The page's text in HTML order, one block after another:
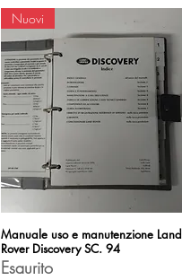
Vista rapida
Nuovi
Manuale uso e manutenzione Land
Rover Discovery SC. 94
Esaurito